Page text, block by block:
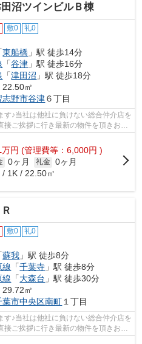
沼ツインビルＢ棟
敷0 礼0
東船橋 」駅 徒歩14分
「谷津 」駅 徒歩16分
「津田沼 」駅 徒歩18分
㎡
志野市谷津６丁目
す♪当社は他社に負けない総合仲介店を
ご挨拶に行き最新の物件を頂きお客
...
万円 (管理費等：6,000円 )
0ヶ月 礼金 0ヶ月
/ 1K / 22.50㎡
敷0 礼0
蘇我 」駅 徒歩8分
線 「千葉寺 」駅 徒歩8分
線 「大森台 」駅 徒歩30分
㎡
葉市中央区南町１丁目
♪当社は他社に負けない総合仲介店を
接ご挨拶に行き最新の物件を頂きお客